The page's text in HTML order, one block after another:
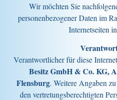
Wir möchten Sie
personenbezogener Daten im
Internetseiten
Verantwortlicher für diese
Besitz GmbH & Co. KG,
Flensburg. Weitere Angaben
den vertretungsberechtigten